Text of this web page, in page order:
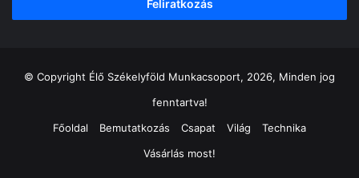
© Copyright Élő Székelyföld Munkacsoport, 2026, Minden jog
fenntartva!
Főoldal
Bemutatkozás Csapat Világ
Technika
Vásárlás most!